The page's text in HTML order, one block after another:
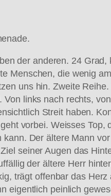
der anderen. 24
Menschen, die wenig
uns hin. Zweite
links nach rechts,
Streit haben.
vorbei. Weisses Top,
Der ältere Mann
seiner Augen das
der ältere Herr
trägt offenbar das
eigentlich peinlich